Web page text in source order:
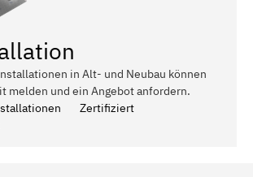
in Alt- und Neubau können
melden und ein Angebot anfordern.
Zertifiziert